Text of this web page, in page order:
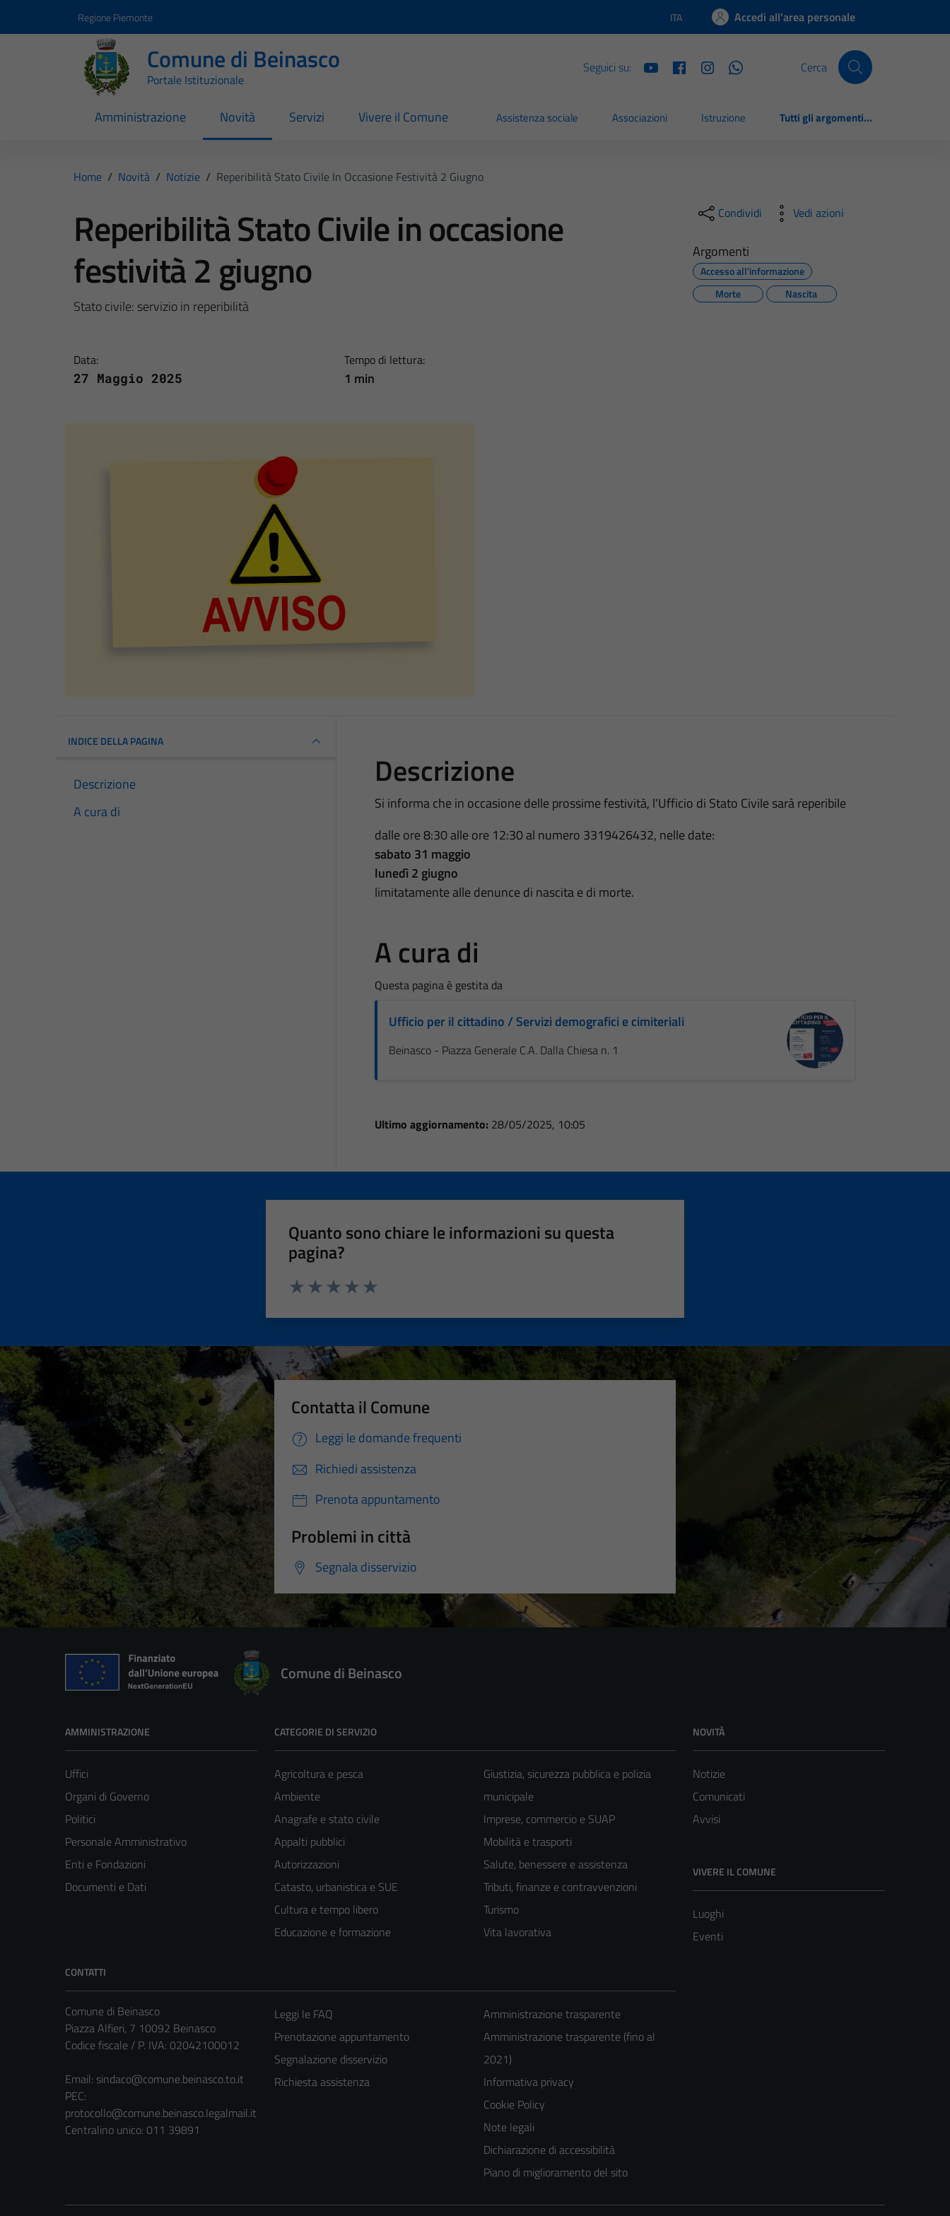
Regione Piemonte Lingua attiva:
ITA Accedi all'area personale
Comune di Beinasco
Portale Istituzionale
Seguici su: Cerca
Amministrazione Novità Servizi Vivere il Comune Assistenza sociale Associazioni Istruzione Tutti gli argomenti...
Home / Novità / Notizie / Reperibilità Stato Civile In Occasione Festività 2 Giugno
Reperibilità Stato Civile in occasione
festività 2 giugno
Stato civile: servizio in reperibilità
Data:
27 Maggio 2025
Tempo di lettura:
1 min
Condividi Vedi azioni
Argomenti
Accesso all'informazione
Morte
Nascita
INDICE DELLA PAGINA
Descrizione
A cura di
Descrizione
Si informa che in occasione delle prossime festività, l'Ufficio di Stato Civile sarà reperibile
dalle ore 8:30 alle ore 12:30 al numero 3319426432, nelle date:
sabato 31 maggio
lunedì 2 giugno
limitatamente alle denunce di nascita e di morte.
A cura di
Questa pagina è gestita da
Ufficio per il cittadino / Servizi demografici e cimiteriali
Beinasco - Piazza Generale C.A. Dalla Chiesa n. 1
Ultimo aggiornamento: 28/05/2025, 10:05
Quanto sono chiare le informazioni su questa
pagina?
Contatta il Comune
Leggi le domande frequenti
Richiedi assistenza
Prenota appuntamento
Problemi in città
Segnala disservizio
Comune di Beinasco
AMMINISTRAZIONE
Uffici
Organi di Governo
Politici
Personale Amministrativo
Enti e Fondazioni
Documenti e Dati
CATEGORIE DI SERVIZIO
Agricoltura e pesca
Ambiente
Anagrafe e stato civile
Appalti pubblici
Autorizzazioni
Catasto, urbanistica e SUE
Cultura e tempo libero
Educazione e formazione
Giustizia, sicurezza pubblica e polizia
municipale
Imprese, commercio e SUAP
Mobilità e trasporti
Salute, benessere e assistenza
Tributi, finanze e contravvenzioni
Turismo
Vita lavorativa
NOVITÀ
Notizie
Comunicati
Avvisi
VIVERE IL COMUNE
Luoghi
Eventi
CONTATTI
Comune di Beinasco
Piazza Alfieri, 7 10092 Beinasco
Codice fiscale / P. IVA: 02042100012
Email: sindaco@comune.beinasco.to.it
PEC:
protocollo@comune.beinasco.legalmail.it
Centralino unico: 011 39891
Leggi le FAQ
Prenotazione appuntamento
Segnalazione disservizio
Richiesta assistenza
Amministrazione trasparente
Amministrazione trasparente (fino al
2021)
Informativa privacy
Cookie Policy
Note legali
Dichiarazione di accessibilità
Piano di miglioramento del sito